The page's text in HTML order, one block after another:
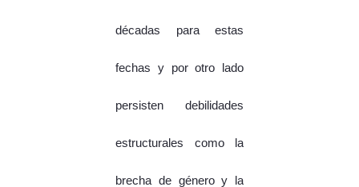
décadas para estas
fechas y por otro lado
persisten debilidades
estructurales como la
brecha de género y la